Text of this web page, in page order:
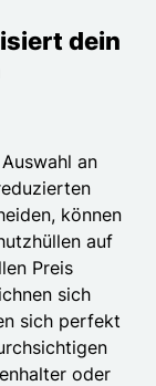
dein
an
können
auf
Preis
sich
sich perfekt
oder